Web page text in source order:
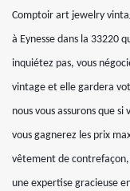
Comptoir art jewelry
à Eynesse dans la 33220
inquiétez pas, vous
vintage et elle gardera
nous vous assurons que
vous gagnerez les prix
vêtement de
une expertise gracieuse